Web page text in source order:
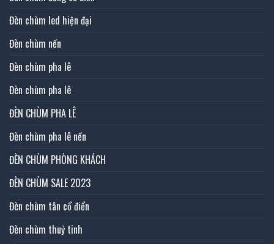
Đèn chùm led hiện đại
Đèn chùm nến
Đèn chùm pha lê
Đèn chùm pha lê
ĐÈN CHÙM PHA LÊ
Đèn chùm pha lê nến
ĐÈN CHÙM PHÒNG KHÁCH
ĐÈN CHÙM SALE 2023
Đèn chùm tân cổ điển
Đèn chùm thuỷ tinh